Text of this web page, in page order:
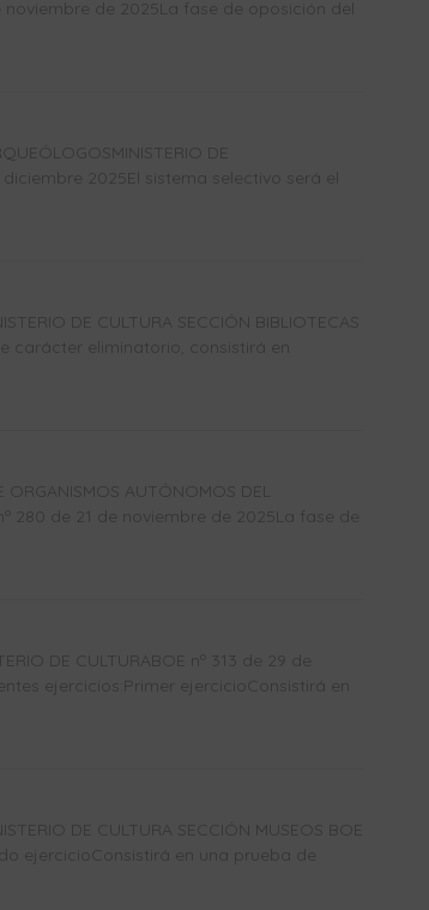
noviembre de 2025La fase de oposición del
DE
diciembre 2025El sistema selectivo será el
DE CULTURA SECCIÓN BIBLIOTECAS
carácter eliminatorio, consistirá en
ORGANISMOS AUTÓNOMOS DEL
280 de 21 de noviembre de 2025La fase de
DE CULTURABOE nº 313 de 29 de
ejercicios:Primer ejercicioConsistirá en
DE CULTURA SECCIÓN MUSEOS BOE
ejercicioConsistirá en una prueba de